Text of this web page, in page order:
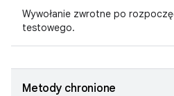
Wywołanie zwrotne po
testowego.
Metody chronione